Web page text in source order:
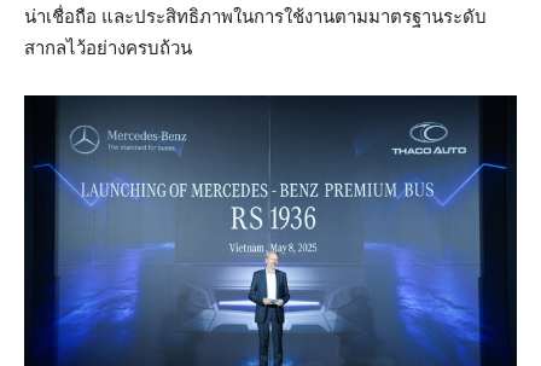
น่าเชื่อถือ และประสิทธิภาพในการใช้งานตามมาตรฐานระดับ
สากลไว้อย่างครบถ้วน